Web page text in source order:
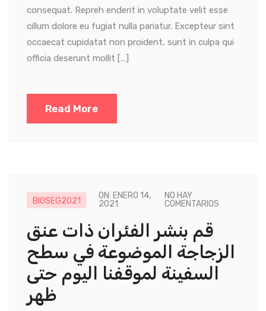
consequat. Repreh enderit in voluptate velit esse
cillum dolore eu fugiat nulla pariatur. Excepteur sint
occaecat cupidatat non proident, sunt in culpa qui
officia deserunt mollit […]
Read More
BIOSEG2021
ON: ENERO 14,
2021
NO HAY
COMENTARIOS
قم بنشر الفئران ذات عنق
الزجاجة الموضوعة في سطح
السفينة لموقفنا اليوم حتى
ظهر